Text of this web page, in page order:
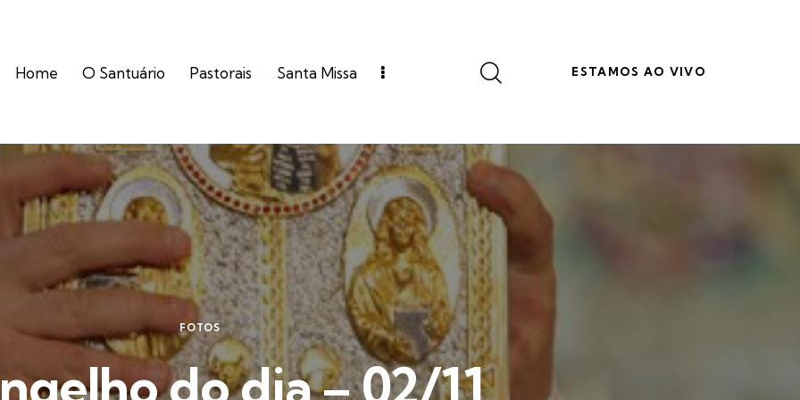
Home O Santuário Pastorais Santa Missa ESTAMOS AO VIVO
FOTOS
do dia – 02/11